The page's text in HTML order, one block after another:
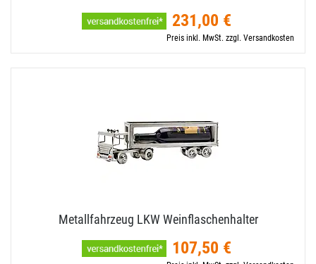
231,00 €
Preis inkl. MwSt. zzgl. Versandkosten
Metallfahrzeug LKW Weinflaschenhalter
107,50 €